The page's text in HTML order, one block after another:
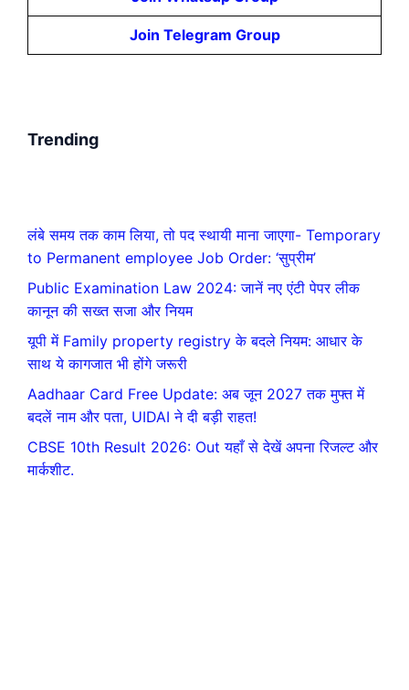
Join Telegram Group
Trending
लंबे समय तक काम लिया, तो पद स्थायी माना जाएगा- Temporary
to Permanent employee Job Order: ‘सुप्रीम’
Public Examination Law 2024: जानें नए एंटी पेपर लीक
कानून की सख्त सजा और नियम
यूपी में Family property registry के बदले नियम: आधार के
साथ ये कागजात भी होंगे जरूरी
Aadhaar Card Free Update: अब जून 2027 तक मुफ्त में
बदलें नाम और पता, UIDAI ने दी बड़ी राहत!
CBSE 10th Result 2026: Out यहाँ से देखें अपना रिजल्ट और
मार्कशीट.